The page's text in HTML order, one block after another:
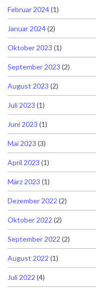
Februar 2024(1)
Januar 2024(2)
Oktober 2023 (1)
September 2023 (2)
August 2023 (2)
Juli 2023 (1)
Juni 2023 (1)
Mai 2023 (3)
April 2023 (1)
März 2023 (1)
Dezember 2022 (2)
Oktober 2022 (2)
September 2022 (2)
August 2022 (1)
Juli 2022 (4)